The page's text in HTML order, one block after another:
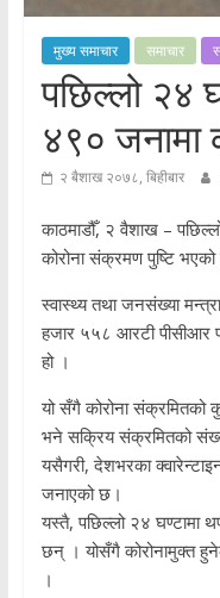
मुख्य समाचार समाचार
पछिल्लो २४
४९० जनामा
२ बैशाख २०७८, बिहीबार
काठमाडौँ, २ वैशाख –
कोरोना संक्रमण पुष्टि
स्वास्थ्य तथा जनसंख्या
हजार ५५८ आरटी पीसीआर
हो ।
यो सँगै कोरोना
भने सक्रिय संक्रमितको
यसैगरी, देशभरका
जनाएको छ।
यस्तै, पछिल्लो २४ घण्टामा
छन् । योसँगै कोरोनामुक्त
।